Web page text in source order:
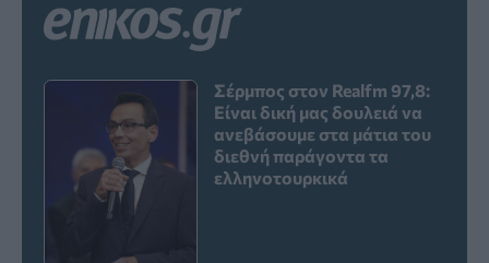
Σέρμπος στον Realfm 97,8:
Είναι δική μας δουλειά να
ανεβάσουμε στα μάτια του
διεθνή παράγοντα τα
ελληνοτουρκικά